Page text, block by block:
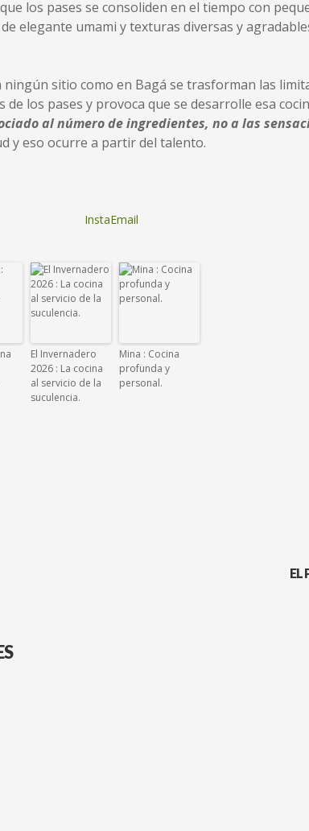
los pases se consoliden en el tiempo con
elegante umami y texturas diversas y
sitio como en Bagá se trasforman las
los pases y provoca que se desarrolle esa
al número de ingredientes, no a las
y eso ocurre a partir del talento.
InstaEmail
El Invernadero
2026 : La cocina
al servicio de la
suculencia.
Mina : Cocina
profunda y
personal.
EL